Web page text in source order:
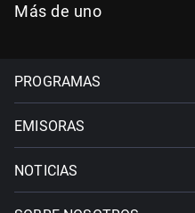
Más de uno
PROGRAMAS
EMISORAS
NOTICIAS